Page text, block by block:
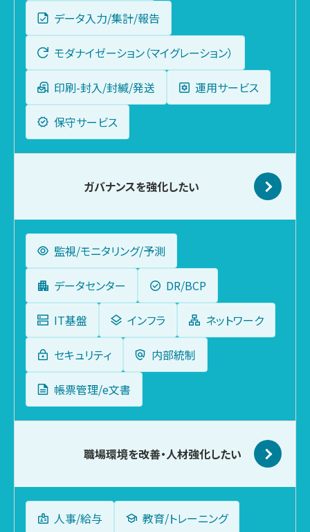
データ入力/集計/報告
モダナイゼーション（マイグレーション）
印刷-封入/封緘/発送 運用サービス
保守サービス
ガバナンスを強化したい
監視/モニタリング/予測
データセンター DR/BCP
IT基盤 インフラ ネットワーク
セキュリティ 内部統制
帳票管理/e文書
職場環境を改善・人材強化したい
人事/給与 教育/トレーニング